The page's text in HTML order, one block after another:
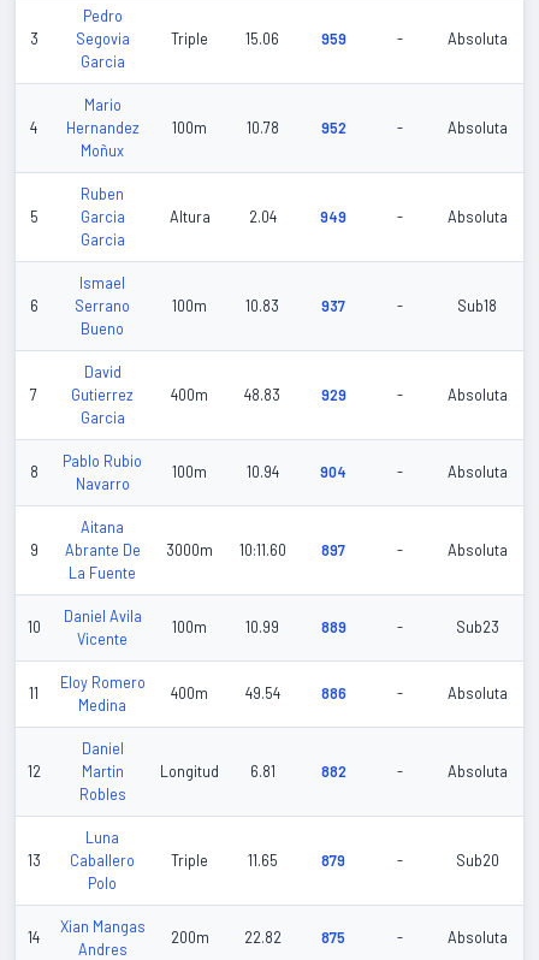
3
Pedro
Segovia
Garcia
Triple 15.06 959 - Absoluta
4
Mario
Hernandez
Moñux
100m 10.78 952 - Absoluta
5
Ruben
Garcia
Garcia
Altura 2.04 949 - Absoluta
6
Ismael
Serrano
Bueno
100m 10.83 937 - Sub18
7
David
Gutierrez
Garcia
400m 48.83 929 - Absoluta
8
Pablo Rubio
Navarro
100m 10.94 904 - Absoluta
9
Aitana
Abrante De
La Fuente
3000m 10:11.60 897 - Absoluta
10
Daniel Avila
Vicente
100m 10.99 889 - Sub23
11
Eloy Romero
Medina
400m 49.54 886 - Absoluta
12
Daniel
Martin
Robles
Longitud 6.81 882 - Absoluta
13
Luna
Caballero
Polo
Triple 11.65 879 - Sub20
14
Xian Mangas
Andres
200m 22.82 875 - Absoluta